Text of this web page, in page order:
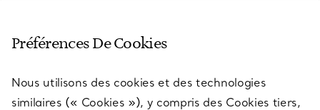
SERVICES
Préférences De Cookies
Nous utilisons des cookies et des technologies
similaires (« Cookies »), y compris des Cookies tiers,